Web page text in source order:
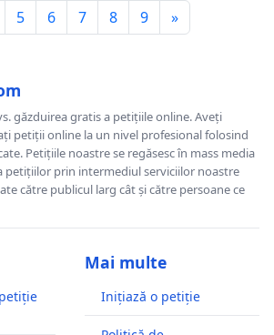
5 6 7 8 9 »
găzduirea gratis a petițiile online. Aveți
petiții online la un nivel profesional folosind
Petițiile noastre se regăsesc în mass media
petițiilor prin intermediul serviciilor noastre
către publicul larg cât și către persoane ce
Mai multe
Inițiază o petiție